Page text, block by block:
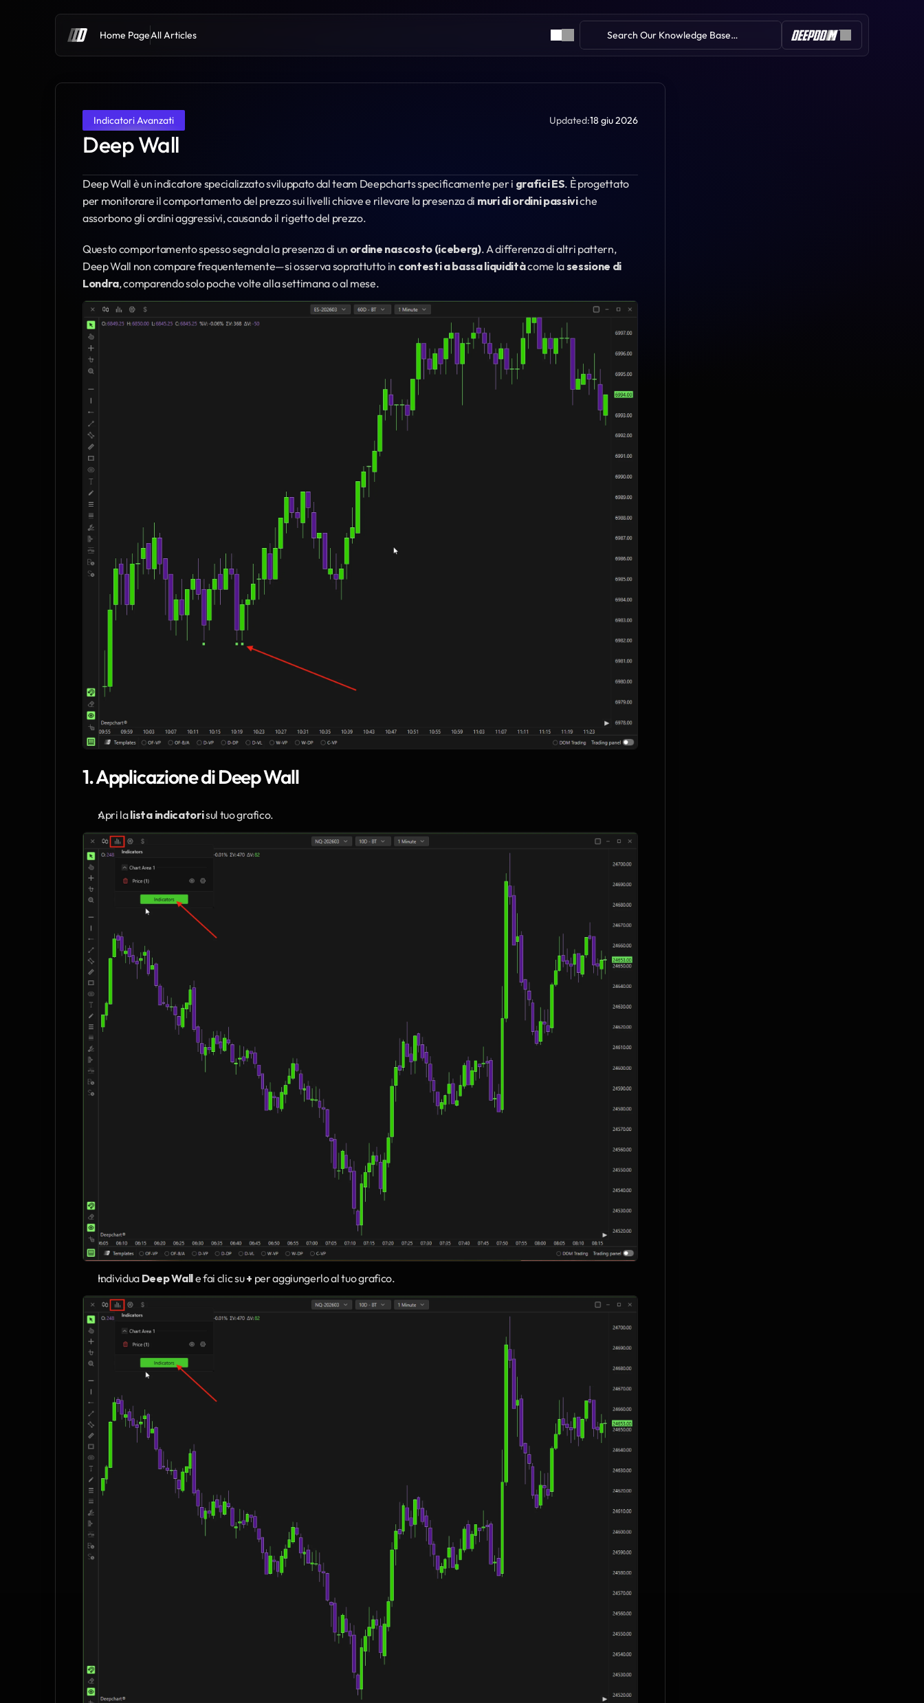
Home PageAll Articles Search Our Knowledge Base…
Indicatori Avanzati Updated:18 giu 2026
Deep Wall
Deep Wall è un indicatore specializzato sviluppato dal team Deepcharts specificamente per i grafici ES. È progettato
per monitorare il comportamento del prezzo sui livelli chiave e rilevare la presenza di muri di ordini passivi che
assorbono gli ordini aggressivi, causando il rigetto del prezzo.
Questo comportamento spesso segnala la presenza di un ordine nascosto (iceberg). A differenza di altri pattern,
Deep Wall non compare frequentemente—si osserva soprattutto in contesti a bassa liquidità come la sessione di
Londra, comparendo solo poche volte alla settimana o al mese.
1. Applicazione di Deep Wall
Apri la lista indicatori sul tuo grafico.
Individua Deep Wall e fai clic su + per aggiungerlo al tuo grafico.